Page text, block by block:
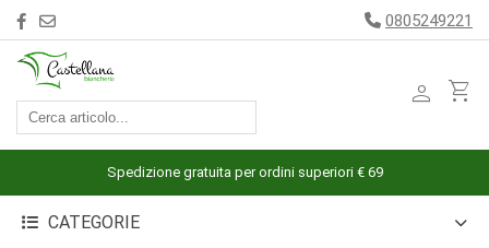
ACCESSORI
ARREDAMENTO
BIANCHERIA
0805249221
person shopping_cart
Spedizione gratuita per ordini superiori € 69
CATEGORIE